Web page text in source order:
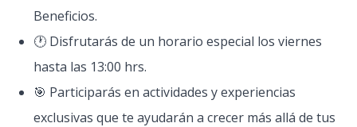
Beneficios.
🕐 Disfrutarás de un horario especial los viernes
hasta las 13:00 hrs.
🎯 Participarás en actividades y experiencias
exclusivas que te ayudarán a crecer más allá de tus